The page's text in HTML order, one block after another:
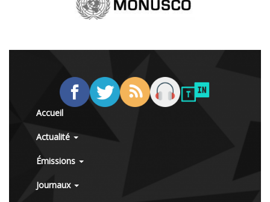
Accueil
Actualité
Émissions
Journaux